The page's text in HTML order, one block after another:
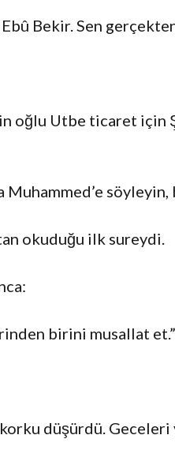
Bekir. Sen
oğlu Utbe ticaret için
Muhammed’e
okuduğu ilk sureydi.
birini musallat et.”
düşürdü.